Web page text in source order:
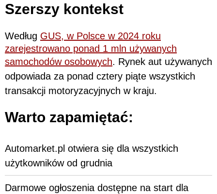
Szerszy kontekst
Według GUS, w Polsce w 2024 roku
zarejestrowano ponad 1 mln używanych
samochodów osobowych. Rynek aut używanych
odpowiada za ponad cztery piąte wszystkich
transakcji motoryzacyjnych w kraju.
Warto zapamiętać:
Automarket.pl otwiera się dla wszystkich
użytkowników od grudnia
Darmowe ogłoszenia dostępne na start dla